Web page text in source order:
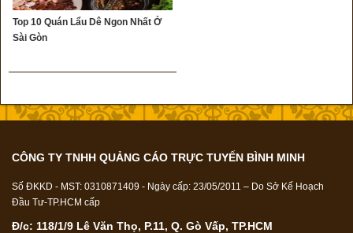
Top 10 Quán Lẩu Dê Ngon Nhất Ở
Sài Gòn
CÔNG TY TNHH QUẢNG CÁO TRỰC TUYẾN BÌNH MINH
Số ĐKKD - MST: 0310871409 - Ngày cấp: 23/05/2011 – Do Sở Kế Hoạch
Đầu Tư-TP.HCM cấp
Đ/c: 118/1/9 Lê Văn Thọ, P.11, Q. Gò Vấp, TP.HCM